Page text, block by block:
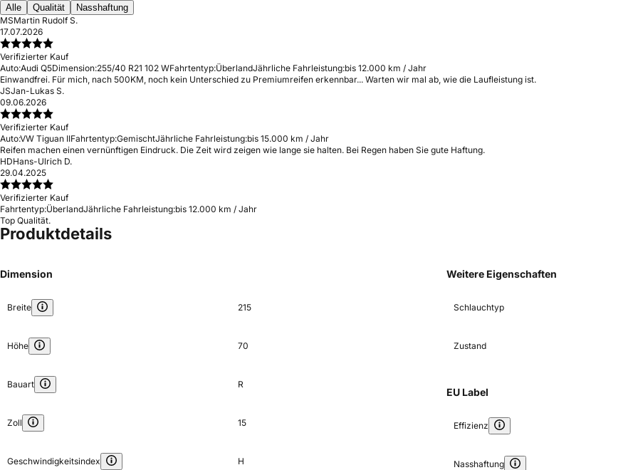
Alle
Qualität
Nasshaftung
MSMartin Rudolf S.
17.07.2026
Verifizierter Kauf
Auto:Audi Q5Dimension:255/40 R21 102 WFahrtentyp:ÜberlandJährliche Fahrleistung:bis 12.000 km / Jahr
Einwandfrei. Für mich, nach 500KM, noch kein Unterschied zu Premiumreifen erkennbar... Warten wir mal ab, wie die Laufleistung ist.
JSJan-Lukas S.
09.06.2026
Verifizierter Kauf
Auto:VW Tiguan IIFahrtentyp:GemischtJährliche Fahrleistung:bis 15.000 km / Jahr
Reifen machen einen vernünftigen Eindruck. Die Zeit wird zeigen wie lange sie halten. Bei Regen haben Sie gute Haftung.
HDHans-Ulrich D.
29.04.2025
Verifizierter Kauf
Fahrtentyp:ÜberlandJährliche Fahrleistung:bis 12.000 km / Jahr
Top Qualität.
Produktdetails
Dimension
Breite 215
Höhe 70
Bauart R
Zoll 15
Geschwindigkeitsindex H
Weitere Eigenschaften
Schlauchtyp
Zustand
EU Label
Effizienz
Nasshaftung